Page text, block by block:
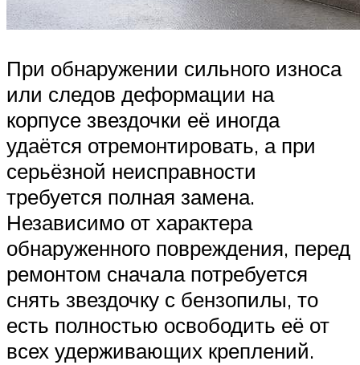
При обнаружении сильного износа
или следов деформации на
корпусе звездочки её иногда
удаётся отремонтировать, а при
серьёзной неисправности
требуется полная замена.
Независимо от характера
обнаруженного повреждения, перед
ремонтом сначала потребуется
снять звездочку с бензопилы, то
есть полностью освободить её от
всех удерживающих креплений.